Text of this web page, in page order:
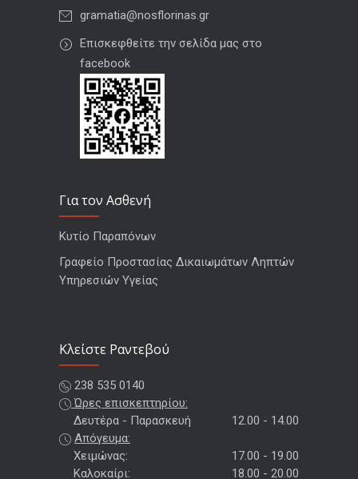
gramatia@nosflorinas.gr
Επισκεφθείτε την σελίδα μας στο
facebook
Για τον Ασθενή
Κυτίο Παραπόνων
Γραφείο Προστασίας Δικαιωμάτων Ληπτών
Υπηρεσιών Υγείας
Kλείστε Ραντεβού
238 535 0140
Ώρες επισκεπτηρίου:
Δευτέρα - Παρασκευή
12.00 - 14.00
Απόγευμα:
Χειμώνας:
17.00 - 19.00
Καλοκαίρι:
18.00 - 20.00